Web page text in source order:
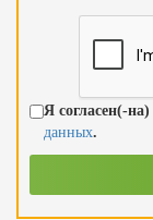
Я согласен(-на)
данных.